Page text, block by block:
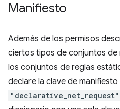
Manifiesto
Además de los permisos
ciertos tipos de conjuntos de
los conjuntos de reglas
declare la clave de manifiesto
"declarative_net_request"